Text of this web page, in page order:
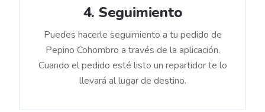
4. Seguimiento
Puedes hacerle seguimiento a tu pedido de
Pepino Cohombro a través de la aplicación.
Cuando el pedido esté listo un repartidor te lo
llevará al lugar de destino.